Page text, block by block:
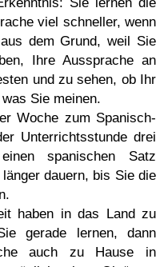
viel schneller, wenn
dem Grund, weil Sie
Ihre Aussprache an
und zu sehen, ob Ihr
Sie meinen.
Woche zum Spanisch-
Unterrichtsstunde drei
spanischen Satz
dauern, bis Sie die
haben in das Land zu
gerade lernen, dann
auch zu Hause in